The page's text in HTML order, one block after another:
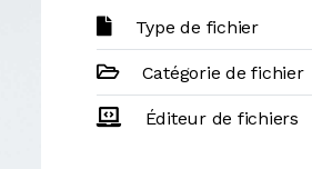
Type de fichier
Catégorie de fichier
Éditeur de fichiers